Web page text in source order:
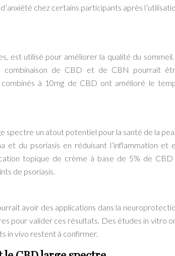
chez certains participants après
est utilisé pour améliorer la qualité du sommeil.
combinaison de CBD et de CBN pourrait
à 10mg de CBD ont amélioré le
un atout potentiel pour la santé de la
et du psoriasis en réduisant l’inflammation et
topique de crème à base de 5% de CBD
de psoriasis.
avoir des applications dans la
pour valider ces résultats. Des études in vitro
in vivo restent à confirmer.